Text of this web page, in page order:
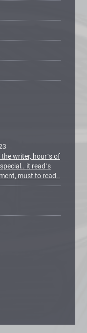
writer, hour`s of
it read`s
must to read..